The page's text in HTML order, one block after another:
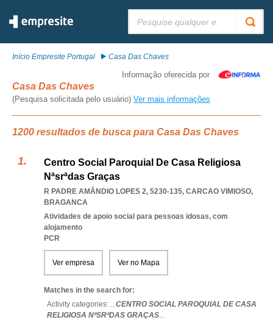
Início Empresite Portugal Casa Das Chaves
Informação oferecida por
Casa Das Chaves
(Pesquisa solicitada pelo usuário) Ver mais informações
1200 resultados de busca para Casa Das Chaves
Centro Social Paroquial De Casa Religiosa
Nªsrªdas Graças
R PADRE AMÂNDIO LOPES 2, 5230-135, CARCAO VIMIOSO,
BRAGANCA
Atividades de apoio social para pessoas idosas, com
alojamento
PCR
Ver empresa Ver no Mapa
Matches in the search for:
Activity categories: ...CENTRO SOCIAL PAROQUIAL DE CASA
RELIGIOSA NªSRªDAS GRAÇAS...